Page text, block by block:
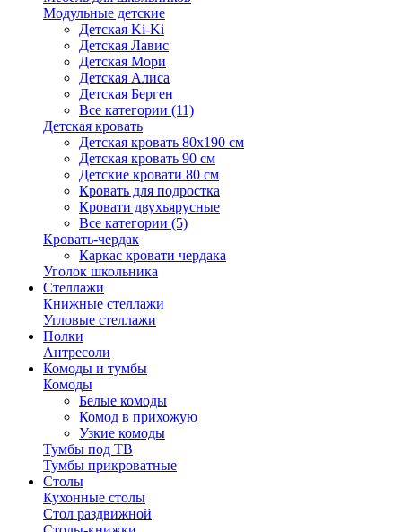
Модульные детские
Детская Ki-Ki
Детская Лавис
Детская Мори
Детская Алиса
Детская Берген
Все категории (11)
Детская кровать
Детская кровать 80х190 см
Детская кровать 90 см
Детские кровати 80 см
Кровать для подростка
Кровати двухъярусные
Все категории (5)
Кровать-чердак
Каркас кровати чердака
Уголок школьника
Стеллажи
Книжные стеллажи
Угловые стеллажи
Полки
Антресоли
Комоды и тумбы
Комоды
Белые комоды
Комод в прихожую
Узкие комоды
Тумбы под ТВ
Тумбы прикроватные
Столы
Кухонные столы
Стол раздвижной